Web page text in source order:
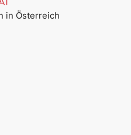
in Österreich